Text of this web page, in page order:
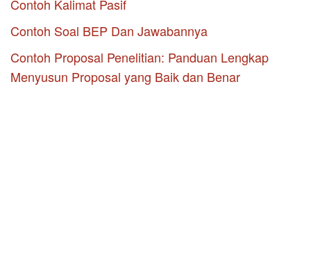
Contoh Kalimat Pasif
Contoh Soal BEP Dan Jawabannya
Contoh Proposal Penelitian: Panduan Lengkap
Menyusun Proposal yang Baik dan Benar